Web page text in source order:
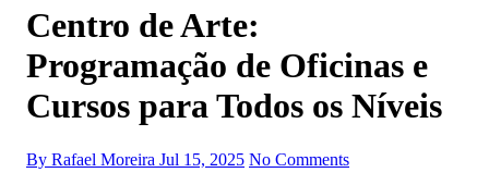
Centro de Arte:
Programação de Oficinas e
Cursos para Todos os Níveis
By Rafael Moreira Jul 15, 2025 No Comments